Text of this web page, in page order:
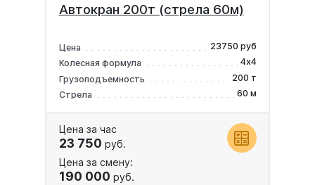
Автокран 200т (стрела 60м)
Цена
23750 руб
Колесная формула
4х4
Грузоподъемность
200 т
Стрела
60 м
Цена за час
23 750 руб.
Цена за смену:
190 000 руб.